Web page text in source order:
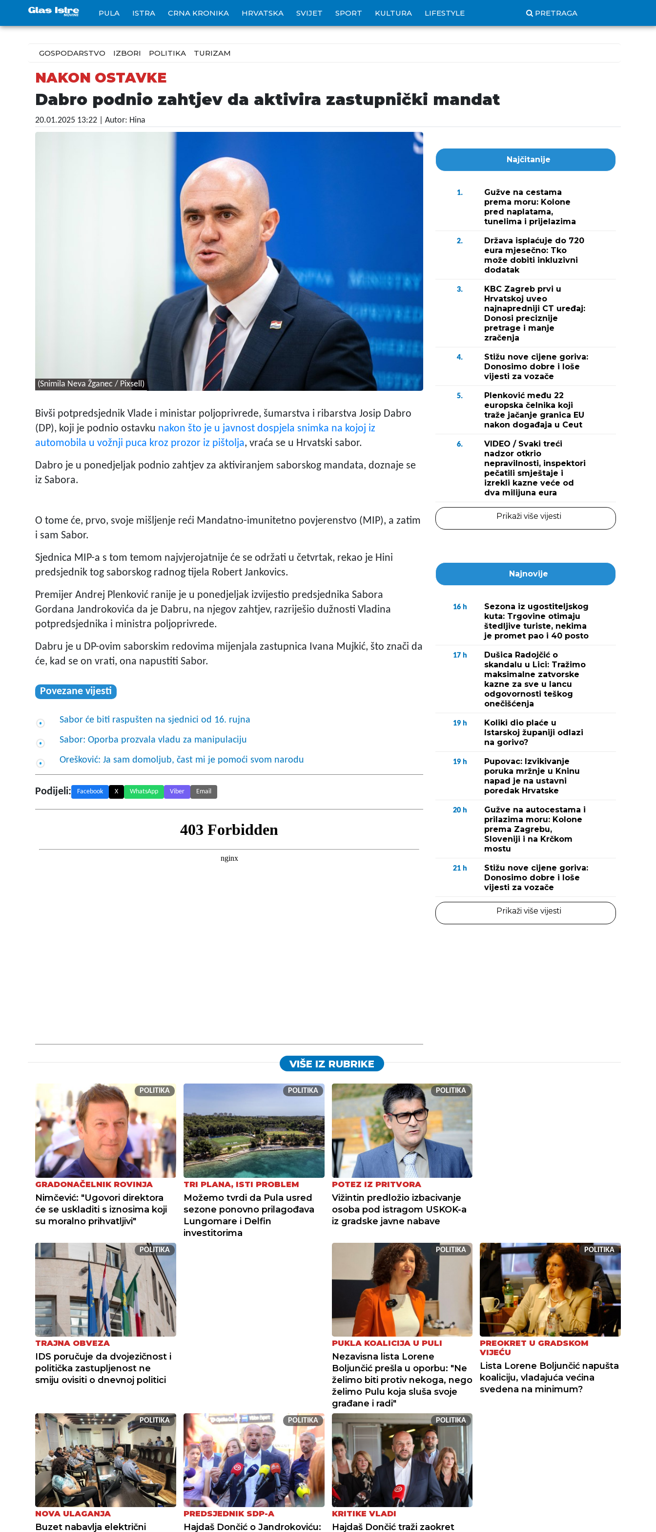
PULA ISTRA CRNA KRONIKA HRVATSKA SVIJET SPORT KULTURA LIFESTYLE PRETRAGA
GOSPODARSTVO IZBORI POLITIKA TURIZAM
NAKON OSTAVKE
Dabro podnio zahtjev da aktivira zastupnički mandat
20.01.2025 13:22 | Autor: Hina
(Snimila Neva Žganec / Pixsell)
Bivši potpredsjednik Vlade i ministar poljoprivrede, šumarstva i ribarstva Josip Dabro
(DP), koji je podnio ostavku nakon što je u javnost dospjela snimka na kojoj iz
automobila u vožnji puca kroz prozor iz pištolja, vraća se u Hrvatski sabor.
Dabro je u ponedjeljak podnio zahtjev za aktiviranjem saborskog mandata, doznaje se
iz Sabora.
O tome će, prvo, svoje mišljenje reći Mandatno-imunitetno povjerenstvo (MIP), a zatim
i sam Sabor.
Sjednica MIP-a s tom temom najvjerojatnije će se održati u četvrtak, rekao je Hini
predsjednik tog saborskog radnog tijela Robert Jankovics.
Premijer Andrej Plenković ranije je u ponedjeljak izvijestio predsjednika Sabora
Gordana Jandrokovića da je Dabru, na njegov zahtjev, razriješio dužnosti Vladina
potpredsjednika i ministra poljoprivrede.
Dabru je u DP-ovim saborskim redovima mijenjala zastupnica Ivana Mujkić, što znači da
će, kad se on vrati, ona napustiti Sabor.
Povezane vijesti
Sabor će biti raspušten na sjednici od 16. rujna
Sabor: Oporba prozvala vladu za manipulaciju
Orešković: Ja sam domoljub, čast mi je pomoći svom narodu
Podijeli: Facebook X WhatsApp Viber Email
Najčitanije
1.
Gužve na cestama
prema moru: Kolone
pred naplatama,
tunelima i prijelazima
2.
Država isplaćuje do 720
eura mjesečno: Tko
može dobiti inkluzivni
dodatak
3.
KBC Zagreb prvi u
Hrvatskoj uveo
najnapredniji CT uređaj:
Donosi preciznije
pretrage i manje
zračenja
4.
Stižu nove cijene goriva:
Donosimo dobre i loše
vijesti za vozače
5.
Plenković među 22
europska čelnika koji
traže jačanje granica EU
nakon događaja u Ceut
6.
VIDEO / Svaki treći
nadzor otkrio
nepravilnosti, inspektori
pečatili smještaje i
izrekli kazne veće od
dva milijuna eura
Prikaži više vijesti
Najnovije
16 h
Sezona iz ugostiteljskog
kuta: Trgovine otimaju
štedljive turiste, nekima
je promet pao i 40 posto
17 h
Dušica Radojčić o
skandalu u Lici: Tražimo
maksimalne zatvorske
kazne za sve u lancu
odgovornosti teškog
onečišćenja
19 h
Koliki dio plaće u
Istarskoj županiji odlazi
na gorivo?
19 h
Pupovac: Izvikivanje
poruka mržnje u Kninu
napad je na ustavni
poredak Hrvatske
20 h
Gužve na autocestama i
prilazima moru: Kolone
prema Zagrebu,
Sloveniji i na Krčkom
mostu
21 h
Stižu nove cijene goriva:
Donosimo dobre i loše
vijesti za vozače
Prikaži više vijesti
VIŠE IZ RUBRIKE
POLITIKA
GRADONAČELNIK ROVINJA
Nimčević: "Ugovori direktora
će se uskladiti s iznosima koji
su moralno prihvatljivi"
POLITIKA
TRI PLANA, ISTI PROBLEM
Možemo tvrdi da Pula usred
sezone ponovno prilagođava
Lungomare i Delfin
investitorima
POLITIKA
POTEZ IZ PRITVORA
Vižintin predložio izbacivanje
osoba pod istragom USKOK-a
iz gradske javne nabave
POLITIKA
TRAJNA OBVEZA
IDS poručuje da dvojezičnost i
politička zastupljenost ne
smiju ovisiti o dnevnoj politici
POLITIKA
PUKLA KOALICIJA U PULI
Nezavisna lista Lorene
Boljunčić prešla u oporbu: "Ne
želimo biti protiv nekoga, nego
želimo Pulu koja sluša svoje
građane i radi"
POLITIKA
PREOKRET U GRADSKOM
VIJEĆU
Lista Lorene Boljunčić napušta
koaliciju, vladajuća većina
svedena na minimum?
POLITIKA
NOVA ULAGANJA
Buzet nabavlja električni
POLITIKA
PREDSJEDNIK SDP-A
Hajdaš Dončić o Jandrokoviću:
POLITIKA
KRITIKE VLADI
Hajdaš Dončić traži zaokret